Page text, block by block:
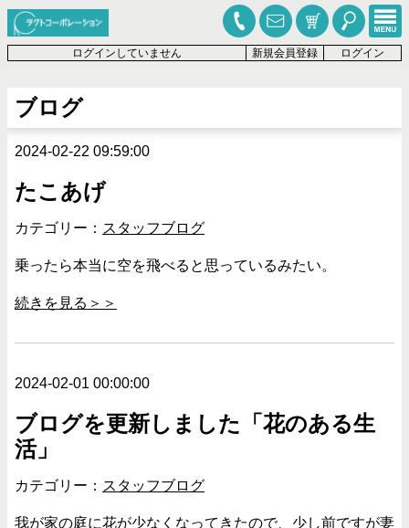
ログインしていません 新規会員登録 ログイン
ブログ
2024-02-22 09:59:00
たこあげ
カテゴリー： スタッフブログ
乗ったら本当に空を飛べると思っているみたい。
続きを見る＞＞
2024-02-01 00:00:00
ブログを更新しました「花のある生
活」
カテゴリー： スタッフブログ
我が家の庭に花が少なくなってきたので、少し前ですが妻